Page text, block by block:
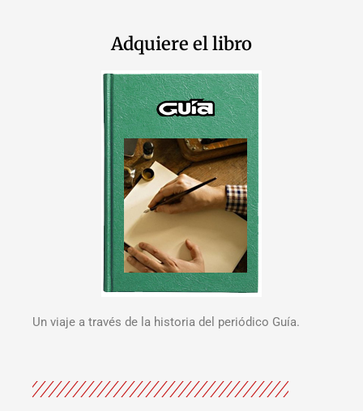
Adquiere el libro
Un viaje a través de la historia del periódico Guía.